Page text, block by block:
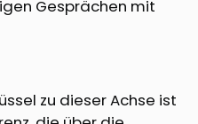
Gesprächen mit
zu dieser Achse ist